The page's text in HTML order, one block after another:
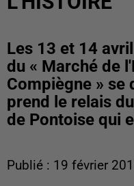
Les 13 et 14
du « Marché de
Compiègne » se
prend le relais
de Pontoise qui
Publié : 19 février